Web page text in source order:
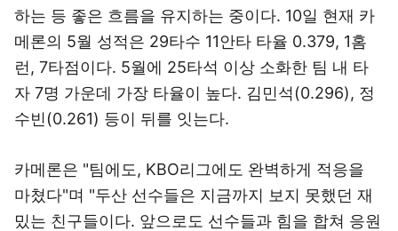
하는 등 좋은 흐름을 유지하는 중이다. 10일 현재 카
메론의 5월 성적은 29타수 11안타 타율 0.379, 1홈
런, 7타점이다. 5월에 25타석 이상 소화한 팀 내 타
자 7명 가운데 가장 타율이 높다. 김민석(0.296), 정
수빈(0.261) 등이 뒤를 잇는다.
카메론은 "팀에도, KBO리그에도 완벽하게 적응을
마쳤다"며 "두산 선수들은 지금까지 보지 못했던 재
밌는 친구들이다. 앞으로도 선수들과 힘을 합쳐 응원